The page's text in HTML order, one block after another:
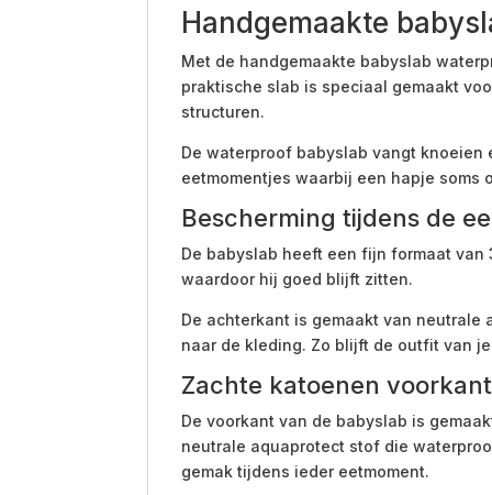
Handgemaakte
Met de handgemaakte babyslab
praktische slab is speciaal gemaakt
structuren.
De waterproof babyslab vangt knoeien
eetmomentjes waarbij een hapje soms
Bescherming tijdens de
De babyslab heeft een fijn formaat van
waardoor hij goed blijft zitten.
De achterkant is gemaakt van
naar de kleding. Zo blijft de outfit van
Zachte katoenen
De voorkant van de babyslab is
neutrale aquaprotect stof die
gemak tijdens ieder eetmoment.